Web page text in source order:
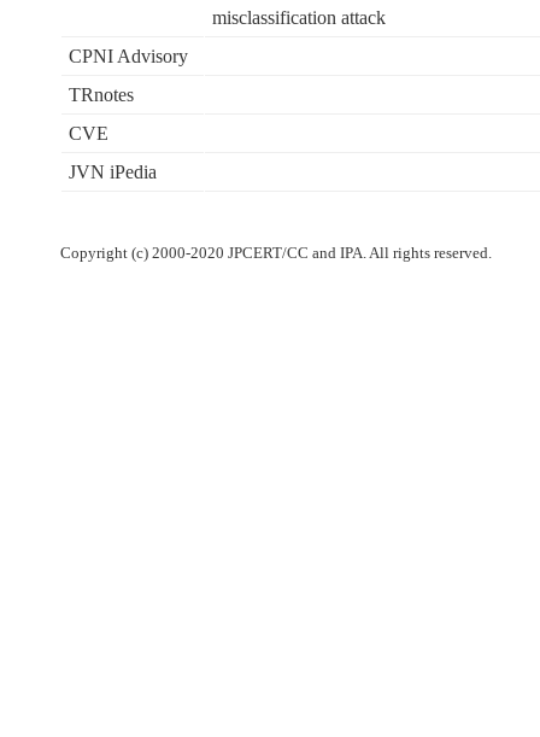
misclassification attack
CPNI Advisory
TRnotes
CVE
JVN iPedia
Copyright (c) 2000-2020 JPCERT/CC and IPA. All rights reserved.